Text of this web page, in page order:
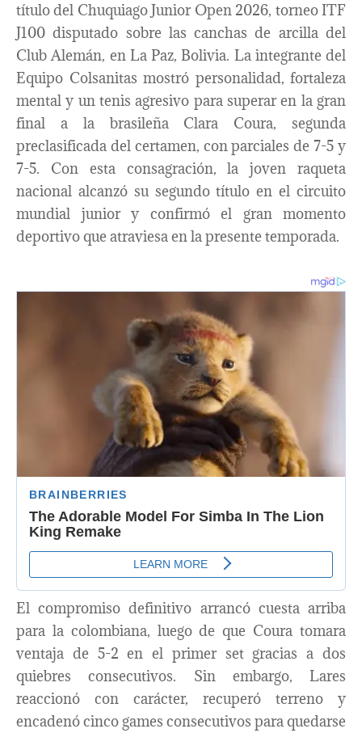
título del Chuquiago Junior Open 2026, torneo ITF
J100 disputado sobre las canchas de arcilla del
Club Alemán, en La Paz, Bolivia. La integrante del
Equipo Colsanitas mostró personalidad, fortaleza
mental y un tenis agresivo para superar en la gran
final a la brasileña Clara Coura, segunda
preclasificada del certamen, con parciales de 7-5 y
7-5. Con esta consagración, la joven raqueta
nacional alcanzó su segundo título en el circuito
mundial junior y confirmó el gran momento
deportivo que atraviesa en la presente temporada.
El compromiso definitivo arrancó cuesta arriba
para la colombiana, luego de que Coura tomara
ventaja de 5-2 en el primer set gracias a dos
quiebres consecutivos. Sin embargo, Lares
reaccionó con carácter, recuperó terreno y
encadenó cinco games consecutivos para quedarse